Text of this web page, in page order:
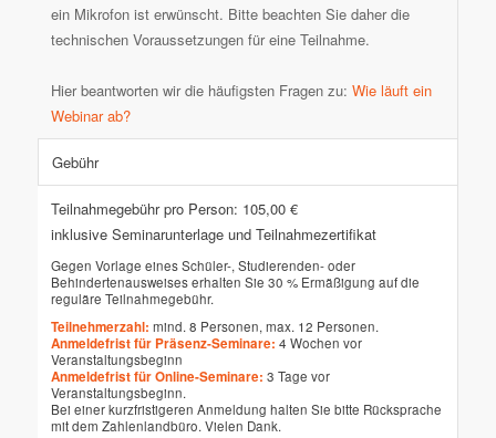
ein Mikrofon ist erwünscht. Bitte beachten Sie daher die
technischen Voraussetzungen für eine Teilnahme.
Hier beantworten wir die häufigsten Fragen zu: Wie läuft ein
Webinar ab?
Gebühr
Teilnahmegebühr pro Person: 105,00 €
inklusive Seminarunterlage und Teilnahmezertifikat
Gegen Vorlage eines Schüler-, Studierenden- oder
Behindertenausweises erhalten Sie 30 % Ermäßigung auf die
reguläre Teilnahmegebühr.
Teilnehmerzahl: mind. 8 Personen, max. 12 Personen.
Anmeldefrist für Präsenz-Seminare: 4 Wochen vor
Veranstaltungsbeginn
Anmeldefrist für Online-Seminare: 3 Tage vor
Veranstaltungsbeginn.
Bei einer kurzfristigeren Anmeldung halten Sie bitte Rücksprache
mit dem Zahlenlandbüro. Vielen Dank.